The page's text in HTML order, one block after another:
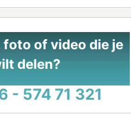
foto of video die je
delen?
- 574 71 321